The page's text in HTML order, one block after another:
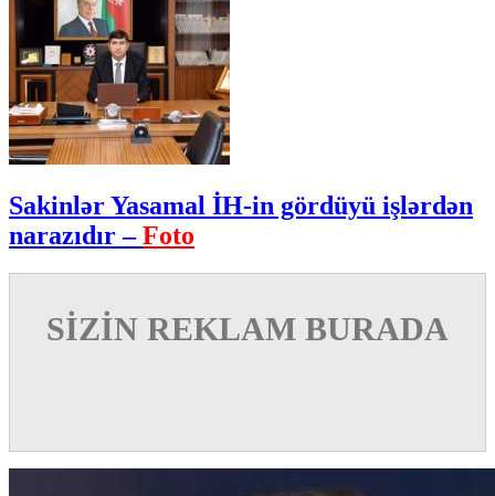
Sakinlər Yasamal İH-in gördüyü işlərdən
narazıdır –Foto
SİZİN REKLAM BURADA